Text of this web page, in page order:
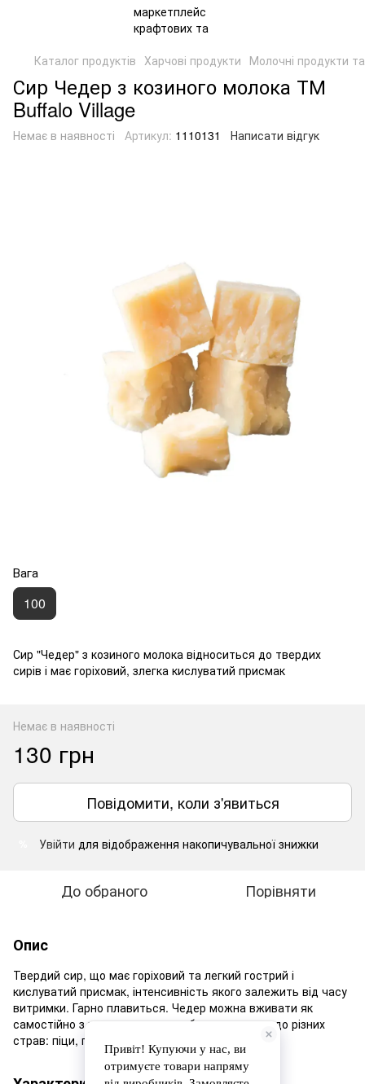
Каталог продуктів Харчові продукти Молочні продукти
Сир Чедер з козиного молока ТМ
Buffalo Village
Немає в наявності Артикул: 1110131 Написати відгук
Вага
100
Сир "Чедер" з козиного молока відноситься до твердих
сирів і має горіховий, злегка кислуватий присмак
Немає в наявності
130 грн
Повідомити, коли з'явиться
Увійти для відображення накопичувальної знижки
До обраного Порівняти
Опис
Твердий сир, що має горіховий та легкий гострий і
кислуватий присмак, інтенсивність якого залежить від часу
витримки. Гарно плавиться. Чедер можна вживати як
самостійно з червоним вином або ж додавати до різних
страв: піци, пасти, жульєну, запіканок,тощо.